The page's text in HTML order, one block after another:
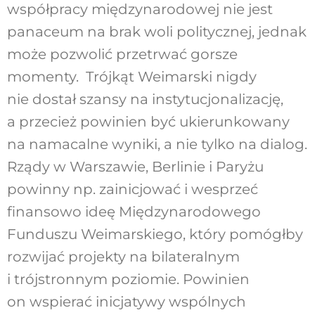
współpracy międzynarodowej nie jest
panaceum na brak woli politycznej, jednak
może pozwolić przetrwać gorsze
momenty. Trójkąt Weimarski nigdy
nie dostał szansy na instytucjonalizację,
a przecież powinien być ukierunkowany
na namacalne wyniki, a nie tylko na dialog.
Rządy w Warszawie, Berlinie i Paryżu
powinny np. zainicjować i wesprzeć
finansowo ideę Międzynarodowego
Funduszu Weimarskiego, który pomógłby
rozwijać projekty na bilateralnym
i trójstronnym poziomie. Powinien
on wspierać inicjatywy wspólnych